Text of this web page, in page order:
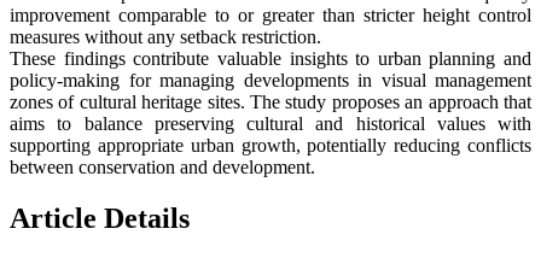
improvement comparable to or greater than stricter height control
measures without any setback restriction.
These findings contribute valuable insights to urban planning and
policy-making for managing developments in visual management
zones of cultural heritage sites. The study proposes an approach that
aims to balance preserving cultural and historical values with
supporting appropriate urban growth, potentially reducing conflicts
between conservation and development.
Article Details